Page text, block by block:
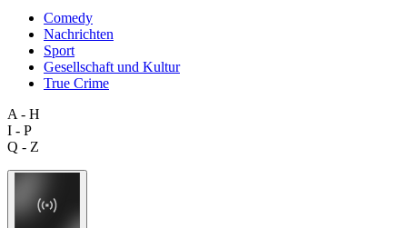
Comedy
Nachrichten
Sport
Gesellschaft und Kultur
True Crime
A - H
I - P
Q - Z